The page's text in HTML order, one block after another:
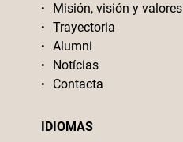
Misión, visión y valores
Trayectoria
Alumni
Notícias
Contacta
IDIOMAS